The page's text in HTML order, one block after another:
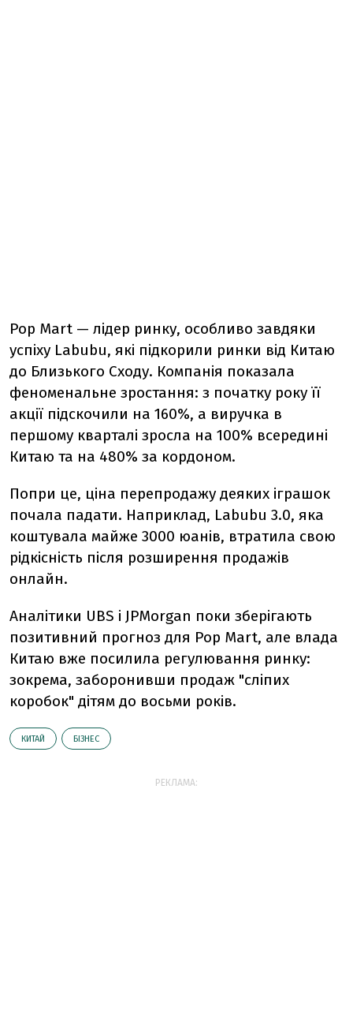
Pop Mart — лідер ринку, особливо завдяки
успіху Labubu, які підкорили ринки від Китаю
до Близького Сходу. Компанія показала
феноменальне зростання: з початку року її
акції підскочили на 160%, а виручка в
першому кварталі зросла на 100% всередині
Китаю та на 480% за кордоном.
Попри це, ціна перепродажу деяких іграшок
почала падати. Наприклад, Labubu 3.0, яка
коштувала майже 3000 юанів, втратила свою
рідкісність після розширення продажів
онлайн.
Аналітики UBS і JPMorgan поки зберігають
позитивний прогноз для Pop Mart, але влада
Китаю вже посилила регулювання ринку:
зокрема, заборонивши продаж "сліпих
коробок" дітям до восьми років.
КИТАЙ БІЗНЕС
РЕКЛАМА: